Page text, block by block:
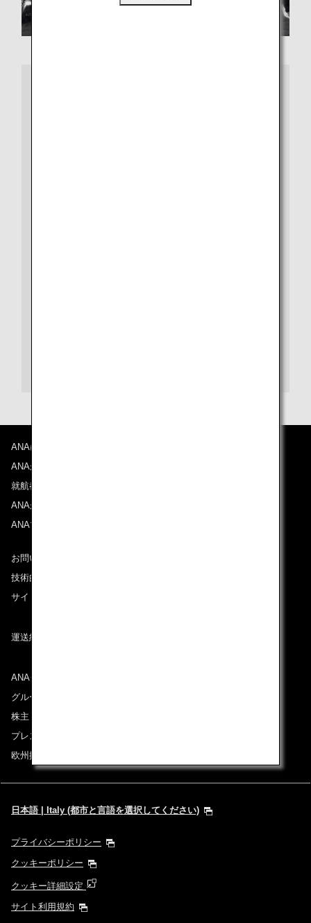
ANAについて
ANAからのお知らせ
就航都市
ANAがお約束する体験
ANAマイレージクラブ
お問い合わせ
技術的なお問い合わせ（推奨環境）
サイトマップ
運送約款
ANAグループについて
グループ企業一覧
株主・投資家情報
プレスリリース
欧州採用情報
日本語 | Italy (都市と言語を選択してください)
プライバシーポリシー
クッキーポリシー
クッキー詳細設定
サイト利用規約